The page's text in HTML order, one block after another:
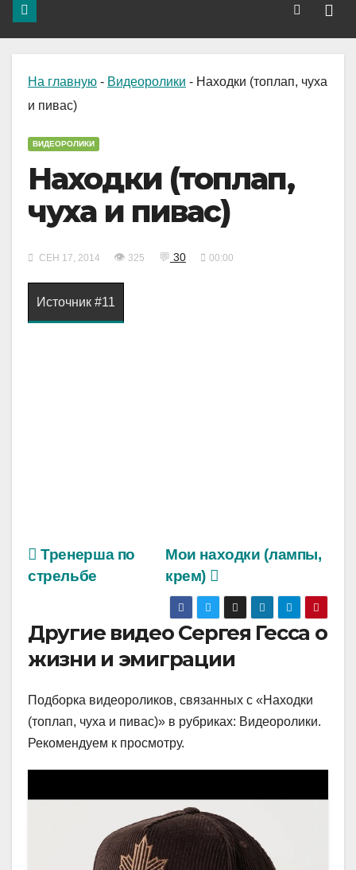
На главную - Видеоролики - Находки (топлап, чуха
и пивас)
ВИДЕОРОЛИКИ
Находки (топлап,
чуха и пивас)
СЕН 17, 2014 👁 325 💬 30 00:00
Источник #11
Мои находки (лампы,
крем)
Тренерша по
стрельбе
Другие видео Сергея Гесса о
жизни и эмиграции
Подборка видеороликов, связанных с «Находки
(топлап, чуха и пивас)» в рубриках: Видеоролики.
Рекомендуем к просмотру.